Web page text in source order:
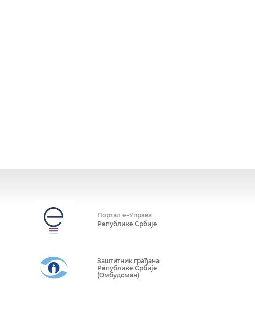
Портал е-Управа
Републике Србије
Заштитник грађана
Републике Србије
(Омбудсман)